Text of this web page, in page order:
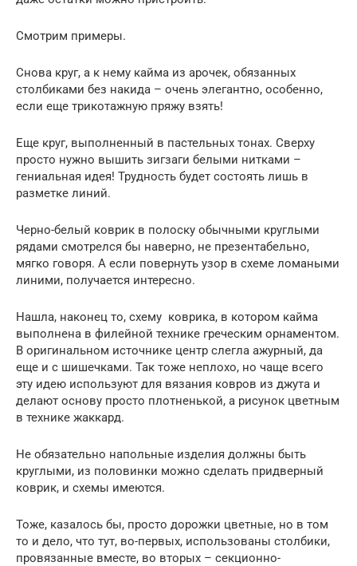
Смотрим примеры.
Снова круг, а к нему кайма из арочек, обязанных
столбиками без накида – очень элегантно, особенно,
если еще трикотажную пряжу взять!
Еще круг, выполненный в пастельных тонах. Сверху
просто нужно вышить зигзаги белыми нитками –
гениальная идея! Трудность будет состоять лишь в
разметке линий.
Черно-белый коврик в полоску обычными круглыми
рядами смотрелся бы наверно, не презентабельно,
мягко говоря. А если повернуть узор в схеме ломаными
линими, получается интересно.
Нашла, наконец то, схему коврика, в котором кайма
выполнена в филейной технике греческим орнаментом.
В оригинальном источнике центр слегла ажурный, да
еще и с шишечками. Так тоже неплохо, но чаще всего
эту идею используют для вязания ковров из джута и
делают основу просто плотненькой, а рисунок цветным
в технике жаккард.
Не обязательно напольные изделия должны быть
круглыми, из половинки можно сделать придверный
коврик, и схемы имеются.
Тоже, казалось бы, просто дорожки цветные, но в том
то и дело, что тут, во-первых, использованы столбики,
провязанные вместе, во вторых – секционно-